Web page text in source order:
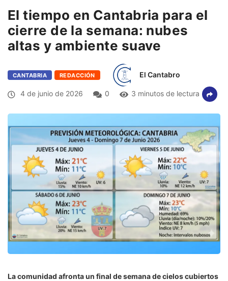
El tiempo en Cantabria para el
cierre de la semana: nubes
altas y ambiente suave
CANTABRIA REDACCIÓN El Cantabro
4 de junio de 2026 0 3 minutos de lectura
La comunidad afronta un final de semana de cielos cubiertos